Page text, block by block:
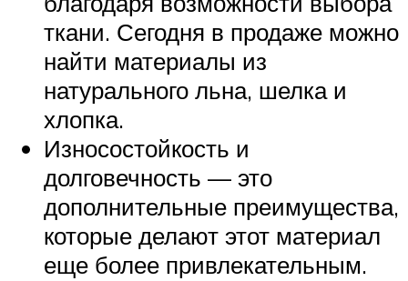
ткани. Сегодня в продаже можно
найти материалы из
натурального льна, шелка и
хлопка.
Износостойкость и
долговечность — это
дополнительные преимущества,
которые делают этот материал
еще более привлекательным.